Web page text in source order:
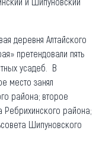
деревня Алтайского
претендовали пять
усадеб. В
место занял
района; второе
Ребрихинского района;
Шипуновского